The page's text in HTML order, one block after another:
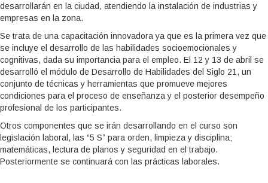
desarrollarán en la ciudad, atendiendo la instalación de industrias y
empresas en la zona.
Se trata de una capacitación innovadora ya que es la primera vez que
se incluye el desarrollo de las habilidades socioemocionales y
cognitivas, dada su importancia para el empleo. El 12 y 13 de abril se
desarrolló el módulo de Desarrollo de Habilidades del Siglo 21, un
conjunto de técnicas y herramientas que promueve mejores
condiciones para el proceso de enseñanza y el posterior desempeño
profesional de los participantes.
Otros componentes que se irán desarrollando en el curso son
legislación laboral, las “5 S” para orden, limpieza y disciplina;
matemáticas, lectura de planos y seguridad en el trabajo.
Posteriormente se continuará con las prácticas laborales.